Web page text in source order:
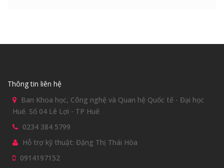
Thông tin liên hệ
Ban Khoa học, Công nghệ và Quan hệ Quốc tế - Đại học
Huế. Số 04 Lê Lợi - TP Huế
0234 384 5799
Hỗ trợ kỹ thuật: Đặng Thị Thái Hòa
0914197152